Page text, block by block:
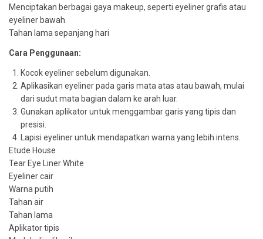
Menciptakan berbagai gaya makeup, seperti eyeliner grafis atau
eyeliner bawah
Tahan lama sepanjang hari
Cara Penggunaan:
Kocok eyeliner sebelum digunakan.
Aplikasikan eyeliner pada garis mata atas atau bawah, mulai
dari sudut mata bagian dalam ke arah luar.
Gunakan aplikator untuk menggambar garis yang tipis dan
presisi.
Lapisi eyeliner untuk mendapatkan warna yang lebih intens.
Etude House
Tear Eye Liner White
Eyeliner cair
Warna putih
Tahan air
Tahan lama
Aplikator tipis